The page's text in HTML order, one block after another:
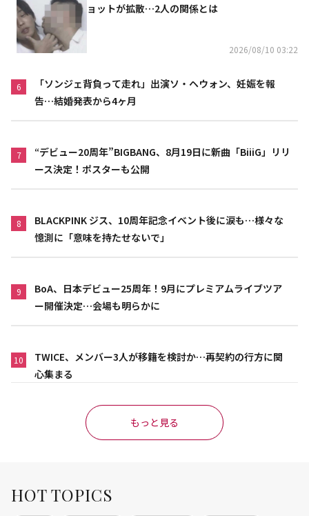
ョットが拡散…2人の関係とは
2026/08/10 03:22
6
「ソンジェ背負って走れ」出演ソ・ヘウォン、妊娠を報
告…結婚発表から4ヶ月
7
“デビュー20周年”BIGBANG、8月19日に新曲「BiiiG」リリ
ース決定！ポスターも公開
8
BLACKPINK ジス、10周年記念イベント後に涙も…様々な
憶測に「意味を持たせないで」
9
BoA、日本デビュー25周年！9月にプレミアムライブツア
ー開催決定…会場も明らかに
10
TWICE、メンバー3人が移籍を検討か…再契約の行方に関
心集まる
もっと見る
HOT TOPICS